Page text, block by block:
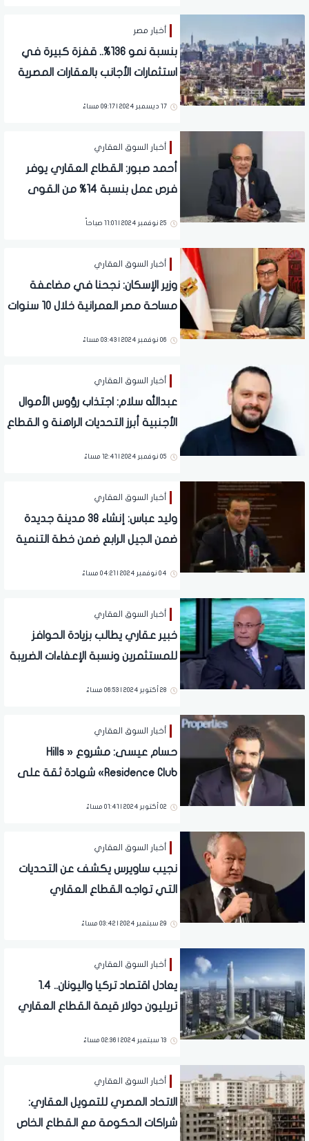
أخبار مصر
بنسبة نمو 136%.. قفزة كبيرة في
استثمارات الأجانب بالعقارات المصرية
17 ديسمبر 2024 | 09:17 مساءً
أخبار السوق العقاري
أحمد صبور: القطاع العقاري يوفر
فرص عمل بنسبة 14% من القوى
25 نوفمبر 2024 | 11:01 صباحاً
أخبار السوق العقاري
وزير الإسكان: نجحنا في مضاعفة
مساحة مصر العمرانية خلال 10 سنوات
06 نوفمبر 2024 | 03:43 مساءً
أخبار السوق العقاري
عبدالله سلام: اجتذاب رؤوس الأموال
الأجنبية أبرز التحديات الراهنة و القطاع
05 نوفمبر 2024 | 12:41 مساءً
أخبار السوق العقاري
وليد عباس: إنشاء 38 مدينة جديدة
ضمن الجيل الرابع ضمن خطة التنمية
04 نوفمبر 2024 | 04:21 مساءً
أخبار السوق العقاري
خبير عقاري يطالب بزيادة الحوافز
للمستثمرين ونسبة الإعفاءات الضريبة
28 أكتوبر 2024 | 06:53 مساءً
أخبار السوق العقاري
حسام عيسى: مشروع « Hills
Residence Club» شهادة ثقة على
عقاري له معايير فريدة واستثنائية
02 أكتوبر 2024 | 01:41 مساءً
أخبار السوق العقاري
نجيب ساويرس يكشف عن التحديات
التي تواجه القطاع العقاري
29 سبتمبر 2024 | 03:42 مساءً
أخبار السوق العقاري
يعادل اقتصاد تركيا واليونان.. 1.4
تريليون دولار قيمة القطاع العقاري
13 سبتمبر 2024 | 02:36 مساءً
أخبار السوق العقاري
الاتحاد المصري للتمويل العقاري:
شراكات الحكومة مع القطاع الخاص